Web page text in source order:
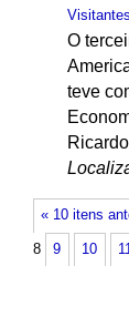
Visitantes
O
teve
« 10 itens
8 9 10